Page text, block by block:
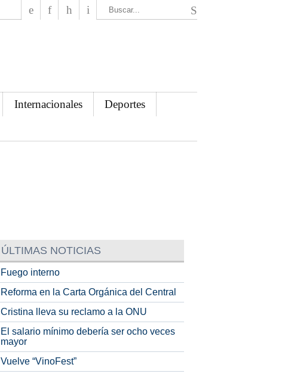
Internacionales
Deportes
ÚLTIMAS NOTICIAS
Fuego interno
Reforma en la Carta Orgánica del Central
Cristina lleva su reclamo a la ONU
El salario mínimo debería ser ocho veces
mayor
Vuelve “VinoFest”